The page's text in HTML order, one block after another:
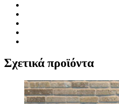
Σχετικά προϊόντα